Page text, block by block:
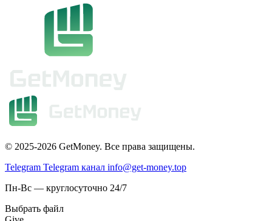
© 2025-2026 GetMoney. Все права защищены.
Telegram Telegram канал info@get-money.top
Пн-Вс — круглосуточно 24/7
Выбрать файл